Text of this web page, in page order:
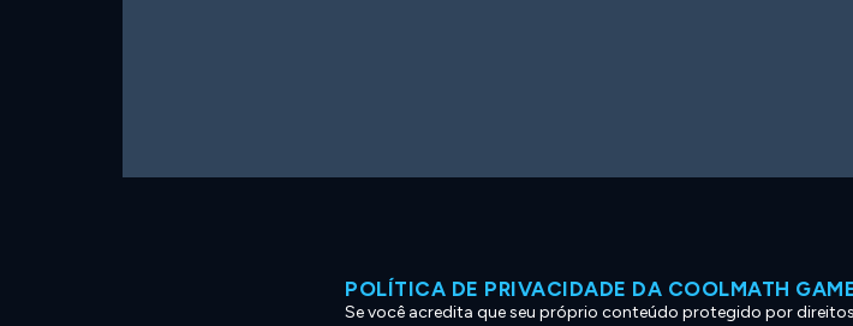
POLÍTICA DE PRIVACIDADE DA COOLMATH
Se você acredita que seu próprio conteúdo protegido por